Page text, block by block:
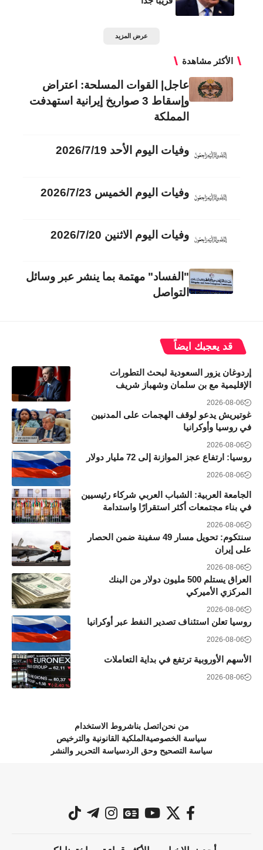
عرض المزيد
الأكثر مشاهدة
عاجل| القوات المسلحة: اعتراض
وإسقاط 3 صواريخ إيرانية استهدفت
المملكة
وفيات اليوم الأحد 2026/7/19
وفيات اليوم الخميس 2026/7/23
وفيات اليوم الاثنين 2026/7/20
"الفساد" مهتمة بما ينشر عبر وسائل
التواصل
قد يعجبك ايضاً
إردوغان يزور السعودية لبحث التطورات
الإقليمية مع بن سلمان وشهباز شريف
2026-08-06
غوتيريش يدعو لوقف الهجمات على المدنيين
في روسيا وأوكرانيا
2026-08-06
روسيا: ارتفاع عجز الموازنة إلى 72 مليار دولار
2026-08-06
الجامعة العربية: الشباب العربي شركاء رئيسيين
في بناء مجتمعات أكثر استقرارًا واستدامة
2026-08-06
سنتكوم: تحويل مسار 49 سفينة ضمن الحصار
على إيران
2026-08-06
العراق يستلم 500 مليون دولار من البنك
المركزي الأميركي
2026-08-06
روسيا تعلن استئناف تصدير النفط عبر أوكرانيا
2026-08-06
الأسهم الأوروبية ترتفع في بداية التعاملات
2026-08-06
من نحن اتصل بناشروط الاستخدام
سياسة الخصوصية الملكية القانونية والترخيص
سياسة التصحيح وحق الردسياسة التحرير والنشر